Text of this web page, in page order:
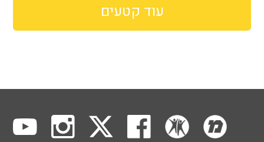
עוד קטעים